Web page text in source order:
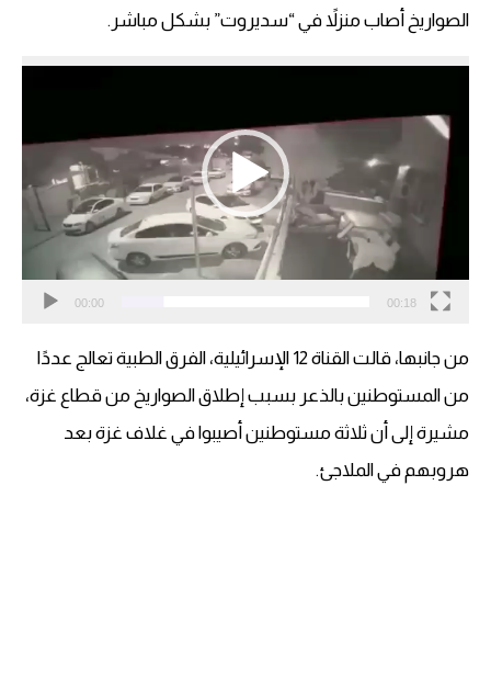
الصواريخ أصاب منزلاً في “سديروت” بشكل مباشر.
مشغل
الفيديو
00:00 00:18
من جانبها، قالت القناة 12 الإسرائيلية، الفرق الطبية تعالج عددًا
من المستوطنين بالذعر بسبب إطلاق الصواريخ من قطاع غزة،
مشيرة إلى أن ثلاثة مستوطنين أصيبوا في غلاف غزة بعد
هروبهم في الملاجئ.